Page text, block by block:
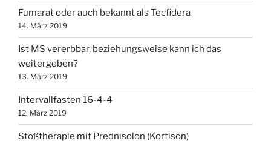
Fumarat oder auch bekannt als Tecfidera
14. März 2019
Ist MS vererbbar, beziehungsweise kann ich das
weitergeben?
13. März 2019
Intervallfasten 16-4-4
12. März 2019
Stoßtherapie mit Prednisolon (Kortison)